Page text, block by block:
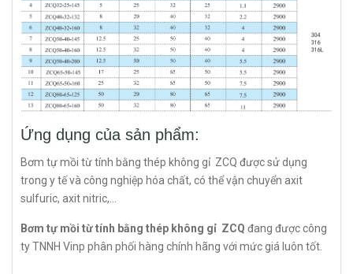
Ứng dụng của sản phẩm:
Bơm tự mồi từ tính bằng thép không gỉ ZCQ được sử dụng
trong y tế và công nghiệp hóa chất, có thể vận chuyển axit
sulfuric, axit nitric,...
Bơm tự mồi từ tính bằng thép không gỉ ZCQ đang được công
ty TNNH Vinp phân phối hàng chính hãng với mức giá luôn tốt.